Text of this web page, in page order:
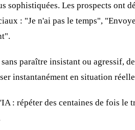
Les prospects ont
: "Je n'ai pas le temps",
paraître insistant ou agressif,
instantanément en situation
: répéter des centaines de fois le